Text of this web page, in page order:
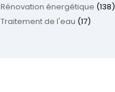
Rénovation énergétique (138)
Traitement de l'eau (17)